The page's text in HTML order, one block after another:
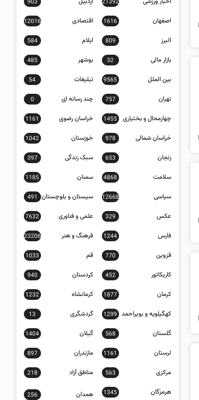
21392
903
اصفهان 1616 اقتصادی 12016
البرز 809 ایلام 584
بازار مالی 32 بوشهر 485
بین الملل 9565 تبلیغات 54
تهران 757 چند رسانه ای 0
چهارمحال و بختیاری 1455 خراسان رضوی 1161
خراسان شمالی 978 خوزستان 1042
زنجان 653 سبک زندگی 397
سلامت 4868 سمنان 1185
سیاسی 12668 سیستان و بلوچستان 491
عکس 329 علمی و فناوری 7632
فارس 1244 فرهنگ و هنر 23206
قزوین 770 قم 1033
کاریکاتور 452 کردستان 940
کرمان 1877 کرمانشاه 1232
کهگیلویه و بویراحمد 1299 گردشگری 13
گلستان 568 گیلان 1404
لرستان 1161 مازندران 897
مرکزی 563 مناطق آزاد 218
هرمزگان 1345 همدان 256